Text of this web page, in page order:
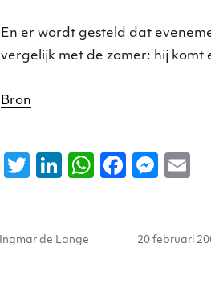
En er wordt gesteld dat
vergelijk met de zomer: hij komt
Bron
T
te
Li
e
W F
e
M
e
l
Ingmar de Lange
Geplaatst
20 februari